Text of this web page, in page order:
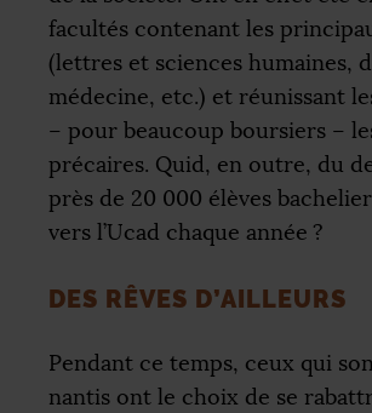
facultés contenant les
(lettres et sciences humaines,
médecine, etc.) et réunissant
– pour beaucoup boursiers –
précaires. Quid, en outre, du
près de 20 000 élèves
vers l’Ucad chaque année ?
DES RÊVES D’AILLEURS
Pendant ce temps, ceux qui
nantis ont le choix de se